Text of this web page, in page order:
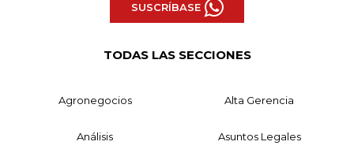
SUSCRÍBASE
TODAS LAS SECCIONES
Agronegocios Alta Gerencia
Análisis Asuntos Legales